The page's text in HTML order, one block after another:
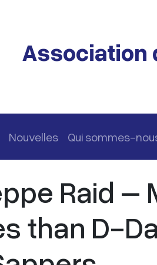
Association
principale
Nouvelles Qui sommes-
Raid –
than D-